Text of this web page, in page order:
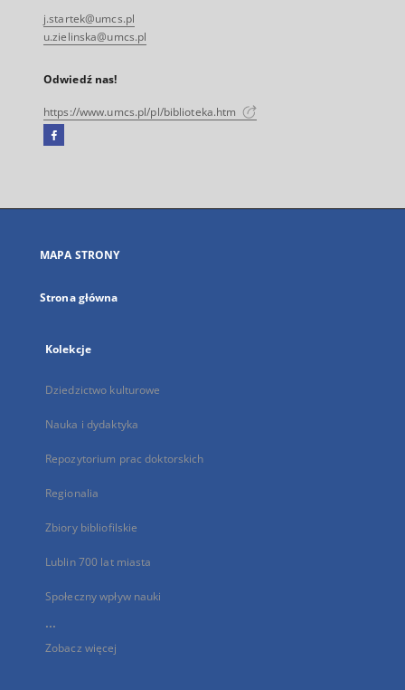
j.startek@umcs.pl
u.zielinska@umcs.pl
Odwiedź nas!
https://www.umcs.pl/pl/biblioteka.htm
Facebook
się
karcie
MAPA STRONY
Strona główna
Kolekcje
Dziedzictwo kulturowe
Nauka i dydaktyka
Repozytorium prac doktorskich
Regionalia
Zbiory bibliofilskie
Lublin 700 lat miasta
Społeczny wpływ nauki
...
Zobacz więcej